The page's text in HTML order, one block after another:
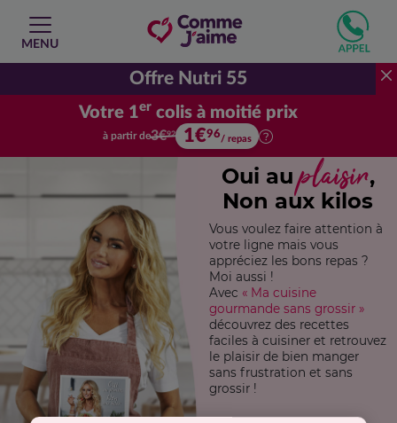
MENU
Offre Nutri 55
Votre 1er colis à moitié prix
Votre premier colis à moitié prix.
à partir de3€92 1€96/ repas
Oui auplaisir,
Non aux kilos
Vous voulez faire attention à
votre ligne mais vous
appréciez les bons repas ?
Moi aussi !
Avec « Ma cuisine
gourmande sans grossir »
découvrez des recettes
faciles à cuisiner et retrouvez
le plaisir de bien manger
sans frustration et sans
grossir !